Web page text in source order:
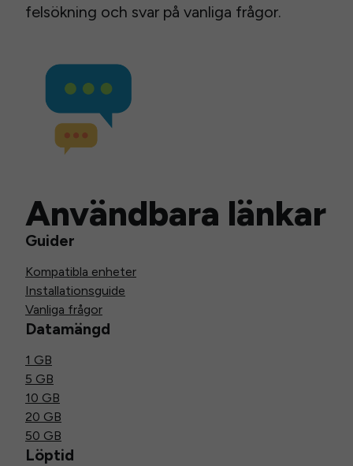
felsökning och svar på vanliga frågor.
Användbara länkar
Guider
Kompatibla enheter
Installationsguide
Vanliga frågor
Datamängd
1 GB
5 GB
10 GB
20 GB
50 GB
Löptid